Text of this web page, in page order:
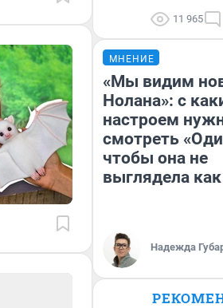
11 965
МНЕНИЕ
«Мы видим
Нолана»: с
настроем
смотреть
чтобы она не
выглядела
Надежда